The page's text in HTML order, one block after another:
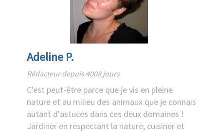
Adeline P.
Rédacteur depuis 4008 jours
C'est peut-être parce que je vis en pleine
nature et au milieu des animaux que je connais
autant d'astuces dans ces deux domaines !
Jardiner en respectant la nature, cuisiner et